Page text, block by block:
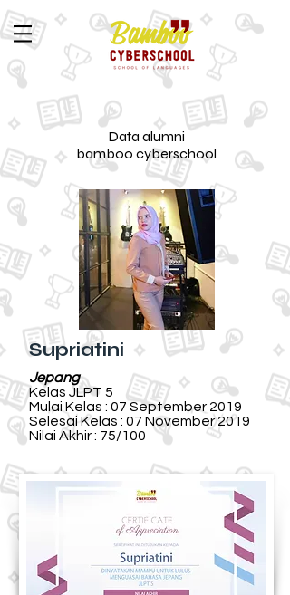
Data alumni
bamboo cyberschool
Supriatini
Jepang
Kelas JLPT 5
Mulai Kelas : 07 September 2019
Selesai Kelas : 07 November 2019
Nilai Akhir : 75/100